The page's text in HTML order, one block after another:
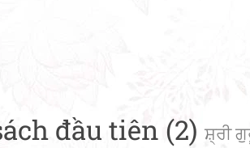
đầu tiên (2) ਸ਼੍ਰੀ